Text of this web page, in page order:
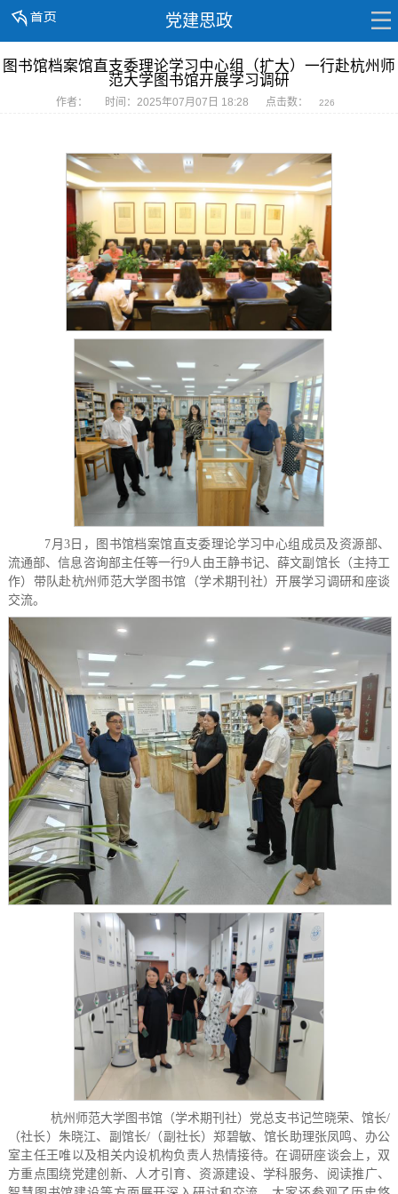
党建思政
图书馆档案馆直支委理论学习中心组（扩大）一行赴杭州师
范大学图书馆开展学习调研
作者： 时间：2025年07月07日 18:28 点击数： 226
7 月 3日， 图书馆档案馆 直支委理论学习中心组 成员及资源部、
流通部、信息咨询部主任等一行9人 由王静书记、 薛文副馆长（主持工
作） 带队赴杭州 师范大学 图书馆（学术期刊社）开展学习调研和座谈
交流。
杭州师范大学图书馆（学术期刊社） 党总支书记竺晓荣、馆长/
（社长）朱晓江、 副馆长/（副社长）郑碧敏、馆长助理张凤鸣 、 办公
室主任王唯以及相关内设机构负责人热情接待。在调研座谈会上，双
方重点 围绕 党建创新、人才引育、资源建设、 学科服务、阅读推广、